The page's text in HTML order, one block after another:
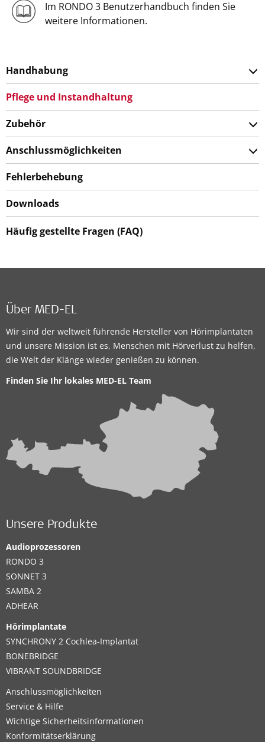
Im RONDO 3 Benutzerhandbuch finden Sie
weitere Informationen.
Handhabung
Pflege und Instandhaltung
Zubehör
Anschlussmöglichkeiten
Fehlerbehebung
Downloads
Häufig gestellte Fragen (FAQ)
Über MED-EL
Wir sind der weltweit führende Hersteller von Hörimplantaten
und unsere Mission ist es, Menschen mit Hörverlust zu helfen,
die Welt der Klänge wieder genießen zu können.
Finden Sie Ihr lokales MED-EL Team
Unsere Produkte
Audioprozessoren
RONDO 3
SONNET 3
SAMBA 2
ADHEAR
Hörimplantate
SYNCHRONY 2 Cochlea-Implantat
BONEBRIDGE
VIBRANT SOUNDBRIDGE
Anschlussmöglichkeiten
Service & Hilfe
Wichtige Sicherheitsinformationen
Konformitätserklärung